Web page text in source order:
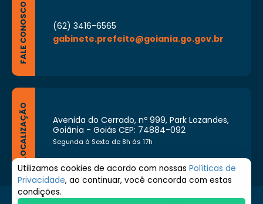
FALE CONOSCO
(62) 3416-6565
gabinete.prefeito@goiania.go.gov.br
LOCALIZAÇÃO
Avenida do Cerrado, nº 999, Park Lozandes,
Goiânia - Goiás CEP: 74884-092
Segunda à Sexta de 8h às 17h
Utilizamos cookies de acordo com nossas Políticas de
Privacidade, ao continuar, você concorda com estas
condições.